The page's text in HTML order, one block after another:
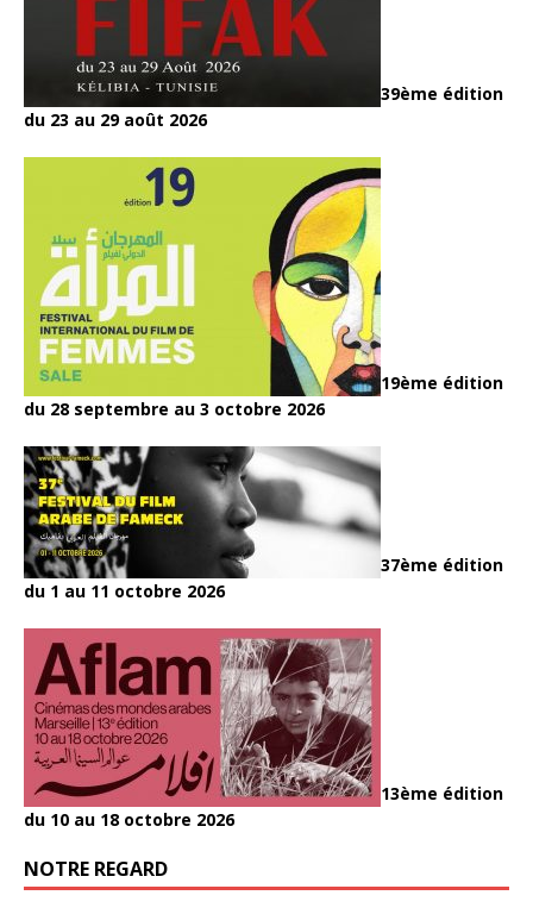
39ème édition
du 23 au 29 août 2026
19ème édition
du 28 septembre au 3 octobre 2026
37ème édition
du 1 au 11 octobre 2026
13ème édition
du 10 au 18 octobre 2026
NOTRE REGARD